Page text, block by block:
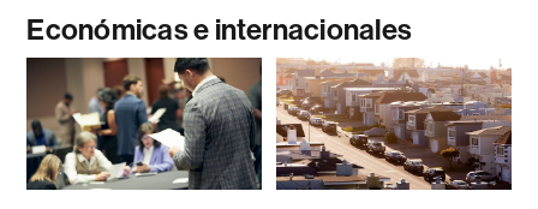
Económicas e internacionales